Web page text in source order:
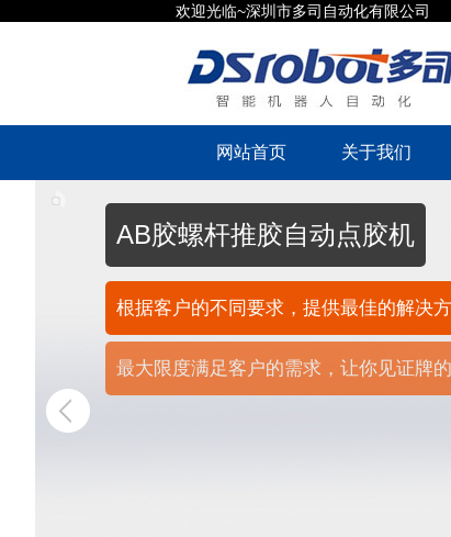
欢迎光临~深圳市多司自动化有限公司
网站首页 关于我们
AB胶螺杆推胶自动点胶机
根据客户的不同要求，提供最佳的解决方
最大限度满足客户的需求，让你见证牌的